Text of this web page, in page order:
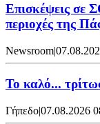
Επισκέψεις σε
περιοχές της
Newsroom|
Το καλό...
Γήπεδο|07.08.2026